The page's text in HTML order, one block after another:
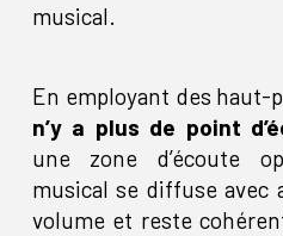
musical.
En employant des haut-
n’y a plus de point
une zone d’écoute
musical se diffuse avec
volume et reste